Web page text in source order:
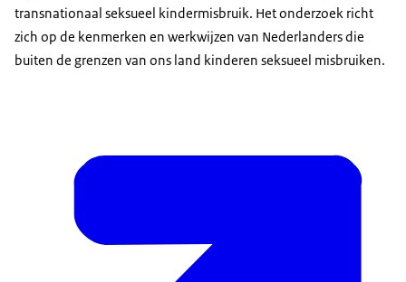
transnationaal seksueel kindermisbruik. Het onderzoek richt
zich op de kenmerken en werkwijzen van Nederlanders die
buiten de grenzen van ons land kinderen seksueel misbruiken.